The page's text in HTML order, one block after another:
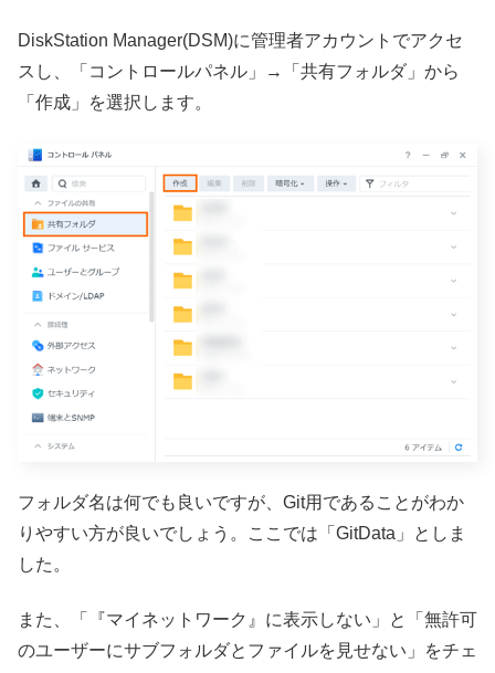
DiskStation Manager(DSM)に管理者アカウントでアクセ
スし、「コントロールパネル」→「共有フォルダ」から
「作成」を選択します。
フォルダ名は何でも良いですが、Git用であることがわか
りやすい方が良いでしょう。ここでは「GitData」としま
した。
また、「『マイネットワーク』に表示しない」と「無許可
のユーザーにサブフォルダとファイルを見せない」をチェ